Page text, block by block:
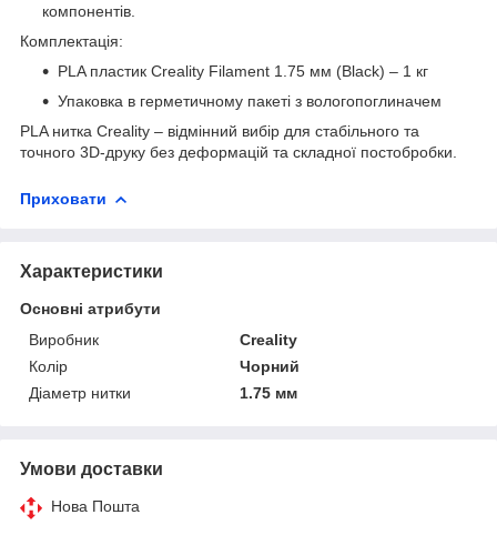
компонентів.
Комплектація:
PLA пластик Creality Filament 1.75 мм (Black) – 1 кг
Упаковка в герметичному пакеті з вологопоглиначем
PLA нитка Creality – відмінний вибір для стабільного та
точного 3D-друку без деформацій та складної постобробки.
Приховати
Характеристики
Основні атрибути
Виробник
Creality
Колір
Чорний
Діаметр нитки
1.75 мм
Умови доставки
Нова Пошта